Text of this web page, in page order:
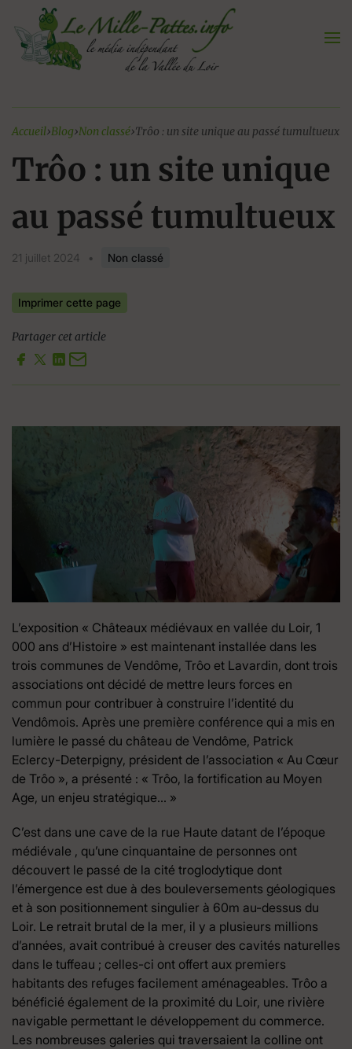
contenu
Accueil›Blog›Non classé›Trôo : un site unique au passé tumultueux
Trôo : un site unique
au passé tumultueux
21 juillet 2024 • Non classé
Imprimer cette page
Partager cet article
L’exposition « Châteaux médiévaux en vallée du Loir, 1
000 ans d’Histoire » est maintenant installée dans les
trois communes de Vendôme, Trôo et Lavardin, dont trois
associations ont décidé de mettre leurs forces en
commun pour contribuer à construire l’identité du
Vendômois. Après une première conférence qui a mis en
lumière le passé du château de Vendôme, Patrick
Eclercy-Deterpigny, président de l’association « Au Cœur
de Trôo », a présenté : « Trôo, la fortification au Moyen
Age, un enjeu stratégique… »
C’est dans une cave de la rue Haute datant de l’époque
médiévale , qu’une cinquantaine de personnes ont
découvert le passé de la cité troglodytique dont
l’émergence est due à des bouleversements géologiques
et à son positionnement singulier à 60m au-dessus du
Loir. Le retrait brutal de la mer, il y a plusieurs millions
d’années, avait contribué à creuser des cavités naturelles
dans le tuffeau ; celles-ci ont offert aux premiers
habitants des refuges facilement aménageables. Trôo a
bénéficié également de la proximité du Loir, une rivière
navigable permettant le développement du commerce.
Les nombreuses galeries qui traversaient la colline ont